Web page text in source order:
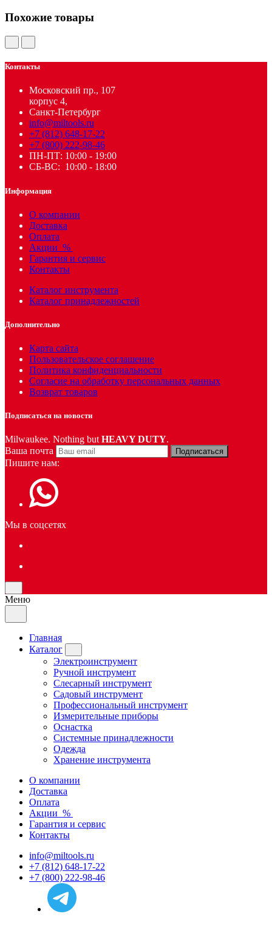
Похожие товары
Контакты
Московский пр., 107
корпус 4,
Санкт-Петербург
info@miltools.ru
+7 (812) 648-17-22
+7 (800) 222-98-46
ПН-ПТ: 10:00 - 19:00
СБ-ВС: 10:00 - 18:00
Информация
О компании
Доставка
Оплата
Акции %
Гарантия и сервис
Контакты
Каталог инструмента
Каталог принадлежностей
Дополнительно
Карта сайта
Пользовательское соглашение
Политика конфиденциальности
Согласие на обработку персональных данных
Возврат товаров
Подписаться на новости
Milwaukee. Nothing butHEAVY DUTY.
Ваша почта
Подписаться
Пишите нам:
Мы в соцсетях
Меню
Главная
Каталог
Электроинструмент
Ручной инструмент
Слесарный инструмент
Садовый инструмент
Профессиональный инструмент
Измерительные приборы
Оснастка
Системные принадлежности
Одежда
Хранение инструмента
О компании
Доставка
Оплата
Акции %
Гарантия и сервис
Контакты
info@miltools.ru
+7 (812) 648-17-22
+7 (800) 222-98-46